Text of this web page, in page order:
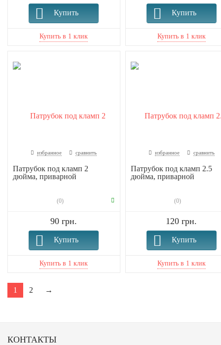
Купить Купить
избранное сравнить
Патрубок под кламп 2
дюйма, приварной
(0)
90 грн.
Купить
избранное сравнить
Патрубок под кламп 2.5
дюйма, приварной
(0)
120 грн.
Купить
1 2 →
КОНТАКТЫ